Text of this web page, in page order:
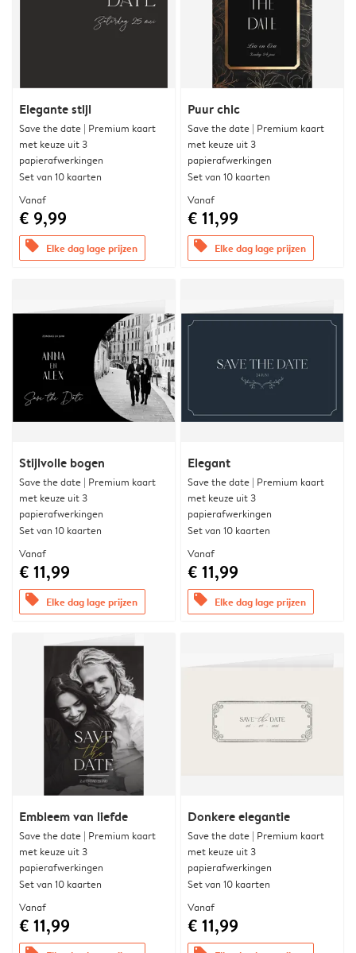
Elegante stijl
Save the date | Premium kaart
met keuze uit 3
papierafwerkingen
Set van 10 kaarten
Vanaf
€ 9,99
offers Elke dag lage prijzen
Puur chic
Save the date | Premium kaart
met keuze uit 3
papierafwerkingen
Set van 10 kaarten
Vanaf
€ 11,99
offers Elke dag lage prijzen
Stijlvolle bogen
Save the date | Premium kaart
met keuze uit 3
papierafwerkingen
Set van 10 kaarten
Vanaf
€ 11,99
offers Elke dag lage prijzen
Elegant
Save the date | Premium kaart
met keuze uit 3
papierafwerkingen
Set van 10 kaarten
Vanaf
€ 11,99
offers Elke dag lage prijzen
Embleem van liefde
Save the date | Premium kaart
met keuze uit 3
papierafwerkingen
Set van 10 kaarten
Vanaf
€ 11,99
Donkere elegantie
Save the date | Premium kaart
met keuze uit 3
papierafwerkingen
Set van 10 kaarten
Vanaf
€ 11,99